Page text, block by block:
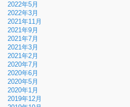
2022年5月
2022年3月
2021年11月
2021年9月
2021年7月
2021年3月
2021年2月
2020年7月
2020年6月
2020年5月
2020年1月
2019年12月